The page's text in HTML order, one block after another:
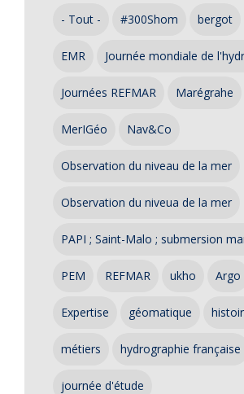
- Tout - #300Shom bergot
EMR Journée mondiale de
Journées REFMAR Marégrahe
MerIGéo Nav&Co
Observation du niveau de la mer
Observation du niveua de la mer
PAPI ; Saint-Malo ; submersion
PEM REFMAR ukho Argo
Expertise géomatique
métiers hydrographie française
journée d'étude